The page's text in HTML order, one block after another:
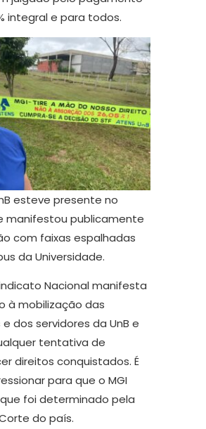
integral e para todos.
esteve presente no
manifestou publicamente
com faixas espalhadas
da Universidade.
Nacional manifesta
à mobilização das
dos servidores da UnB e
tentativa de
direitos conquistados. É
para que o MGI
foi determinado pela
do país.